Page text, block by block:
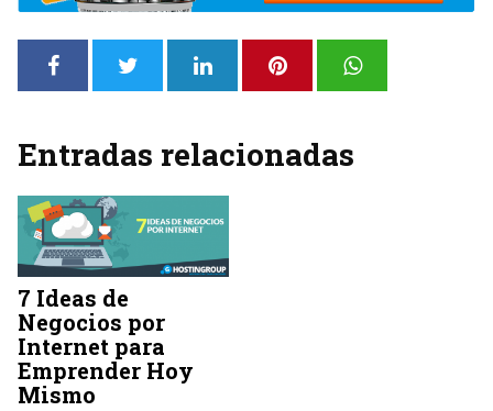
Entradas relacionadas
7 Ideas de
Negocios por
Internet para
Emprender Hoy
Mismo